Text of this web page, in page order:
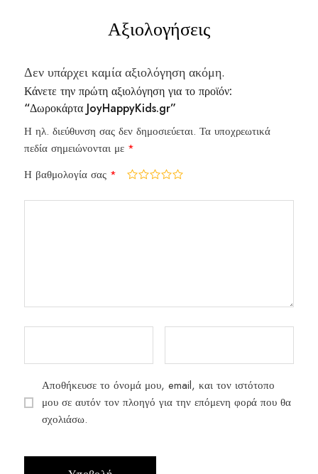
Αξιολογήσεις
Δεν υπάρχει καμία αξιολόγηση ακόμη.
Κάνετε την πρώτη αξιολόγηση για το προϊόν:
“Δωροκάρτα JoyHappyKids.gr”
Η ηλ. διεύθυνση σας δεν δημοσιεύεται. Τα υποχρεωτικά
πεδία σημειώνονται με *
Η βαθμολογία σας *
Αποθήκευσε το όνομά μου, email, και τον ιστότοπο
μου σε αυτόν τον πλοηγό για την επόμενη φορά που θα
σχολιάσω.